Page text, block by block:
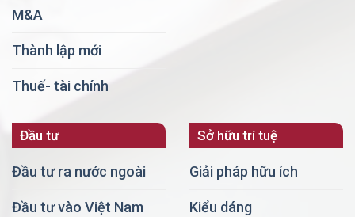
M&A
Thành lập mới
Thuế- tài chính
Đầu tư
Đầu tư ra nước ngoài
Đầu tư vào Việt Nam
Sở hữu trí tuệ
Giải pháp hữu ích
Kiểu dáng